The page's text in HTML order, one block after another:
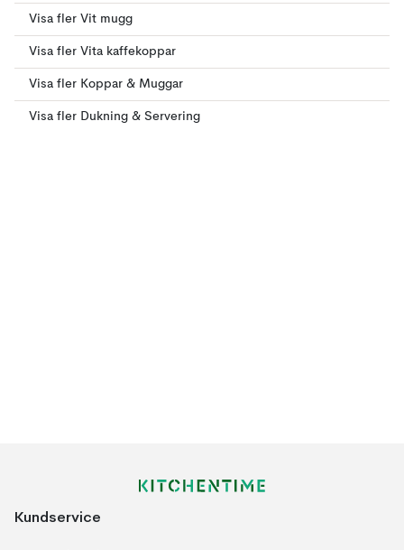
Visa fler Vit mugg
Visa fler Vita kaffekoppar
Visa fler Koppar & Muggar
Visa fler Dukning & Servering
Kundservice